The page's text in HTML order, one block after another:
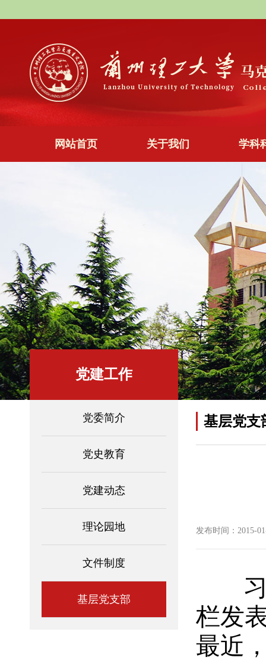
网站首页 关于我们 学科
党建工作
党委简介
党史教育
党建动态
理论园地
文件制度
基层党支部
基层党支
发布时间：2015-
栏发
最近